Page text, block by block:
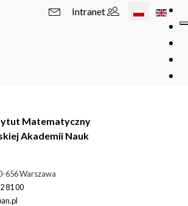
Wybierz swój
Intranet
Matematyczny
Akademii Nauk
656 Warszawa
81 00